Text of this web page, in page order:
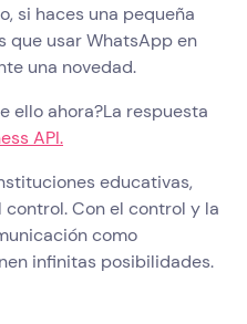
si haces una pequeña
que usar WhatsApp en
una novedad.
ello ahora?La respuesta
API.
educativas,
Con el control y la
como
infinitas posibilidades.